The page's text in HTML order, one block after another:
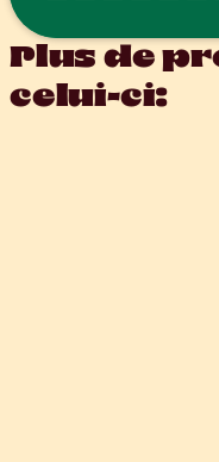
Plus de
celui-ci: